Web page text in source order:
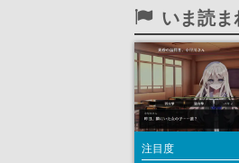
いま読
注目度